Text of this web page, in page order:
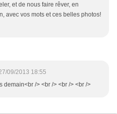
et de nous faire rêver, en
avec vos mots et ces belles photos!
09/2013 18:55
demain<br /> <br /> <br /> <br />